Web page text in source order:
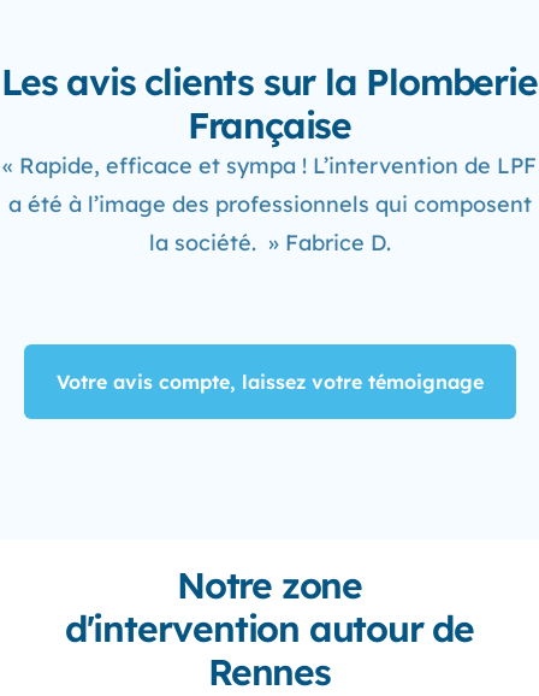
Les avis clients sur la Plomberie
Française
« Rapide, efficace et sympa ! L’intervention de LPF
a été à l’image des professionnels qui composent
la société. » Fabrice D.
Votre avis compte, laissez votre témoignage
Notre zone
d'intervention autour de
Rennes